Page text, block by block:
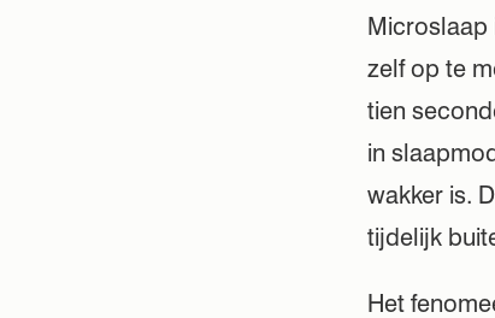
Microslaap
zelf op te
tien
in
wakker is.
tijdelijk
Het